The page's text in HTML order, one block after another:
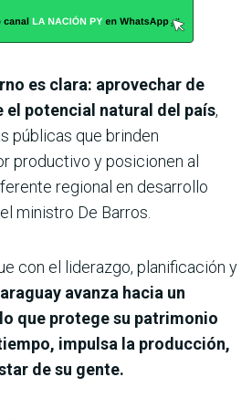
es clara: aprovechar de
el potencial natural del país,
públicas que brinden
productivo y posicionen al
regional en desarrollo
ministro De Barros.
con el liderazgo, planificación y
avanza hacia un
que protege su patrimonio
impulsa la producción,
de su gente.